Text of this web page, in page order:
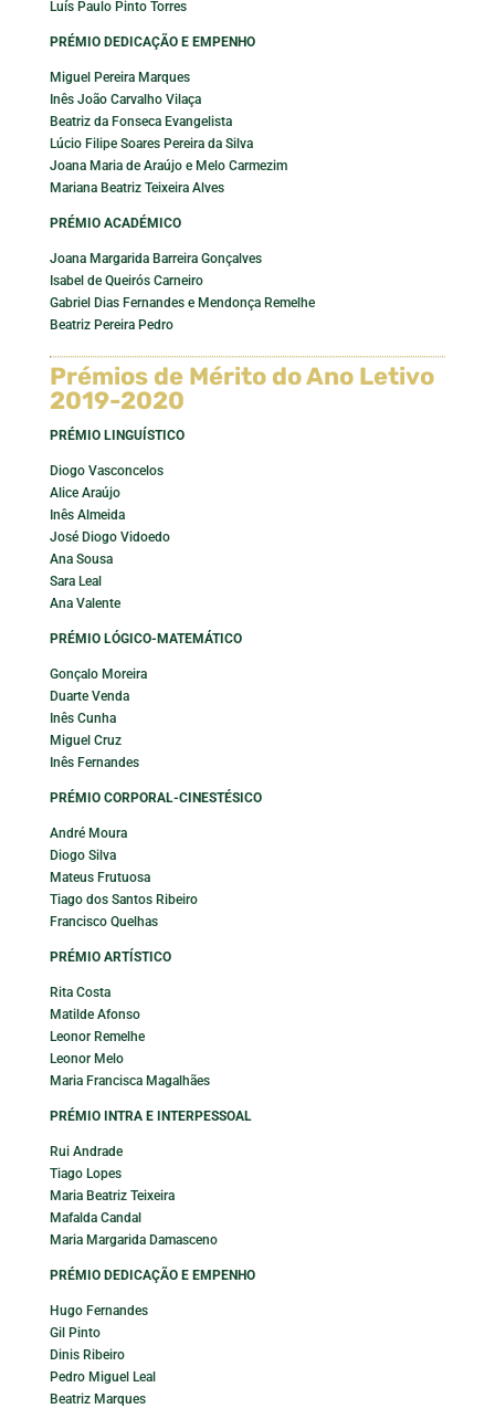
Luís Paulo Pinto Torres
PRÉMIO DEDICAÇÃO E EMPENHO
Miguel Pereira Marques
Inês João Carvalho Vilaça
Beatriz da Fonseca Evangelista
Lúcio Filipe Soares Pereira da Silva
Joana Maria de Araújo e Melo Carmezim
Mariana Beatriz Teixeira Alves
PRÉMIO ACADÉMICO
Joana Margarida Barreira Gonçalves
Isabel de Queirós Carneiro
Gabriel Dias Fernandes e Mendonça Remelhe
Beatriz Pereira Pedro
Prémios de Mérito do Ano Letivo
2019-2020
PRÉMIO LINGUÍSTICO
Diogo Vasconcelos
Alice Araújo
Inês Almeida
José Diogo Vidoedo
Ana Sousa
Sara Leal
Ana Valente
PRÉMIO LÓGICO-MATEMÁTICO
Gonçalo Moreira
Duarte Venda
Inês Cunha
Miguel Cruz
Inês Fernandes
PRÉMIO CORPORAL-CINESTÉSICO
André Moura
Diogo Silva
Mateus Frutuosa
Tiago dos Santos Ribeiro
Francisco Quelhas
PRÉMIO ARTÍSTICO
Rita Costa
Matilde Afonso
Leonor Remelhe
Leonor Melo
Maria Francisca Magalhães
PRÉMIO INTRA E INTERPESSOAL
Rui Andrade
Tiago Lopes
Maria Beatriz Teixeira
Mafalda Candal
Maria Margarida Damasceno
PRÉMIO DEDICAÇÃO E EMPENHO
Hugo Fernandes
Gil Pinto
Dinis Ribeiro
Pedro Miguel Leal
Beatriz Marques